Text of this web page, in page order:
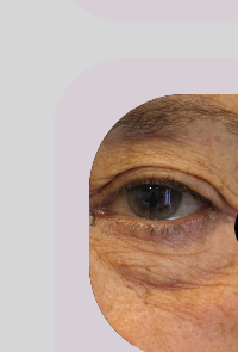
Cliquez
marketing